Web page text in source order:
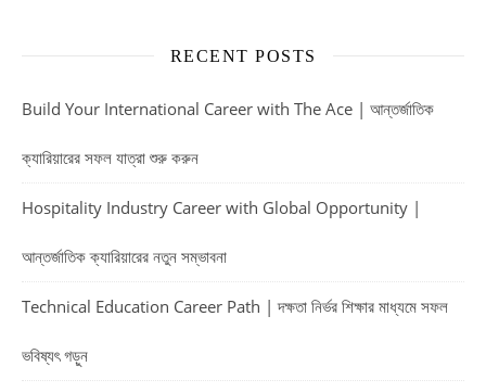
RECENT POSTS
Build Your International Career with The Ace | আন্তর্জাতিক
ক্যারিয়ারের সফল যাত্রা শুরু করুন
Hospitality Industry Career with Global Opportunity |
আন্তর্জাতিক ক্যারিয়ারের নতুন সম্ভাবনা
Technical Education Career Path | দক্ষতা নির্ভর শিক্ষার মাধ্যমে সফল
ভবিষ্যৎ গড়ুন